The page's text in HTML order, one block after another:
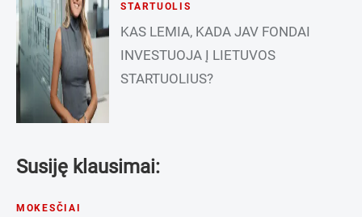
STARTUOLIS
KAS LEMIA, KADA JAV FONDAI
INVESTUOJA Į LIETUVOS
STARTUOLIUS?
Susiję klausimai:
MOKESČIAI